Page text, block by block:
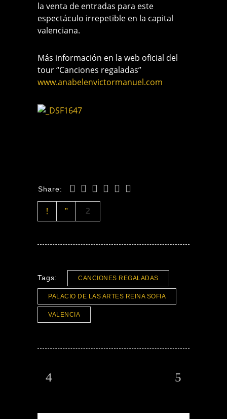
la venta de entradas para este
espectáculo irrepetible en la capital
valenciana.
Más información en la web oficial del
tour “Canciones regaladas”
www.anabelenvictormanuel.com
Share:
2
Tags: CANCIONES REGALADAS
PALACIO DE LAS ARTES REINA SOFIA
VALENCIA